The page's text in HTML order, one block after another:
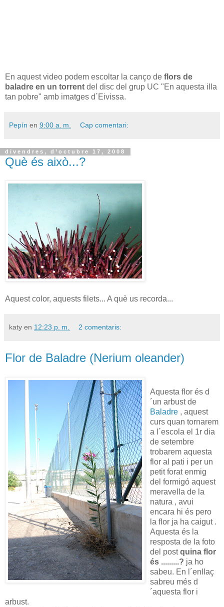
En aquest video podem escoltar la canço de flors de
baladre en un torrent del disc del grup UC "En aquesta illa
tan pobre" amb imatges d´Eivissa.
Pepín en 9:00 a. m. Cap comentari:
divendres, d’octubre 17, 2008
Què és això...?
Aquest color, aquests filets... A què us recorda...
katy en 12:23 p. m. 2 comentaris:
Flor de Baladre (Nerium oleander)
Aquesta flor és d
´un arbust de
Baladre , aquest
curs quan tornarem
a l´escola el 1r dia
de setembre
trobarem aquesta
flor al pati i per un
petit forat enmig
del formigó aquest
meravella de la
natura , avui
encara hi és pero
la flor ja ha caigut .
Aquesta és la
resposta de la foto
del postquina flor
és .........? ja ho
sabeu. En l´enllaç
sabreu més d
´aquesta flor i
arbust.